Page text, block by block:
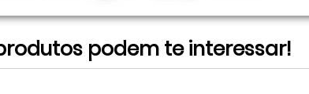
podem te interessar!